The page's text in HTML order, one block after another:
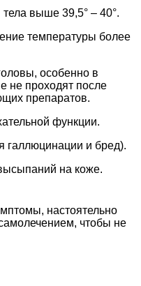
выше 39,5° – 40°.
температуры более
особенно в
не проходят после
препаратов.
функции.
галлюцинации и бред).
на коже.
настоятельно
чтобы не